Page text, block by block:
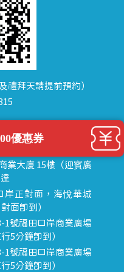
禮拜天請提前預約）
業大廈 15樓（迎賓廣
岸正對面，海悅華城
面即到）
1號福田口岸商業廣場
5分鐘即到）
1號福田口岸商業廣場
5分鐘即到）
優惠券